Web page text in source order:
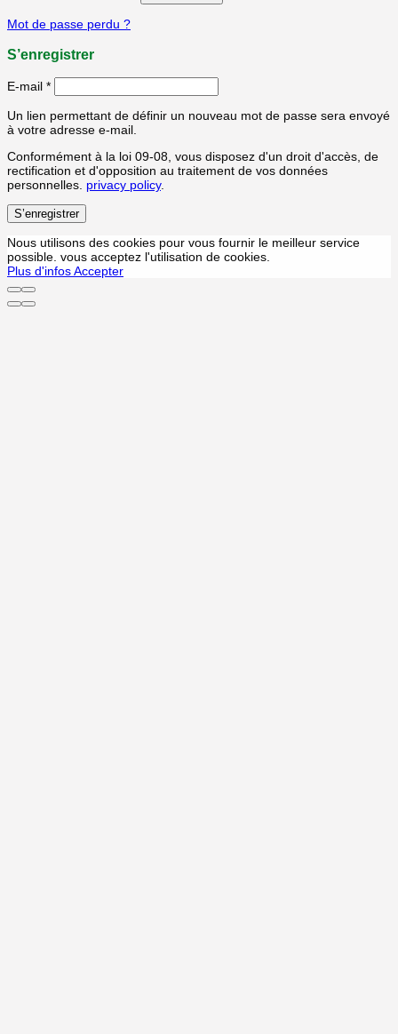
Mot de passe perdu ?
S’enregistrer
E-mail *
Un lien permettant de définir un nouveau mot de passe sera envoyé
à votre adresse e-mail.
Conformément à la loi 09-08, vous disposez d'un droit d'accès, de
rectification et d'opposition au traitement de vos données
personnelles. privacy policy.
S’enregistrer
Nous utilisons des cookies pour vous fournir le meilleur service
possible. vous acceptez l'utilisation de cookies.
Plus d'infosAccepter